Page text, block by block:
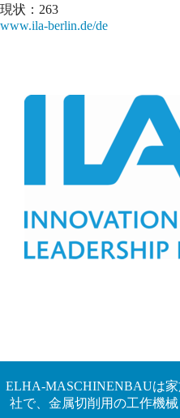
現状：263
www.ila-berlin.de/de
ELHA-MASCHINENBAUは
社で、金属切削用の工作機